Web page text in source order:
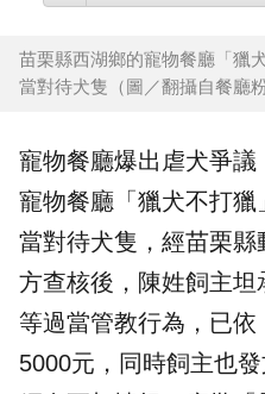
苗栗縣西湖鄉的寵物餐廳「獵
當對待犬隻（圖／翻攝自餐廳粉
寵物餐廳爆出 虐犬爭議
寵物餐廳「獵犬不打
當對待犬隻，經苗栗
方查核後，陳姓飼主
等過當管教行為，已依
5000元，同時飼主也